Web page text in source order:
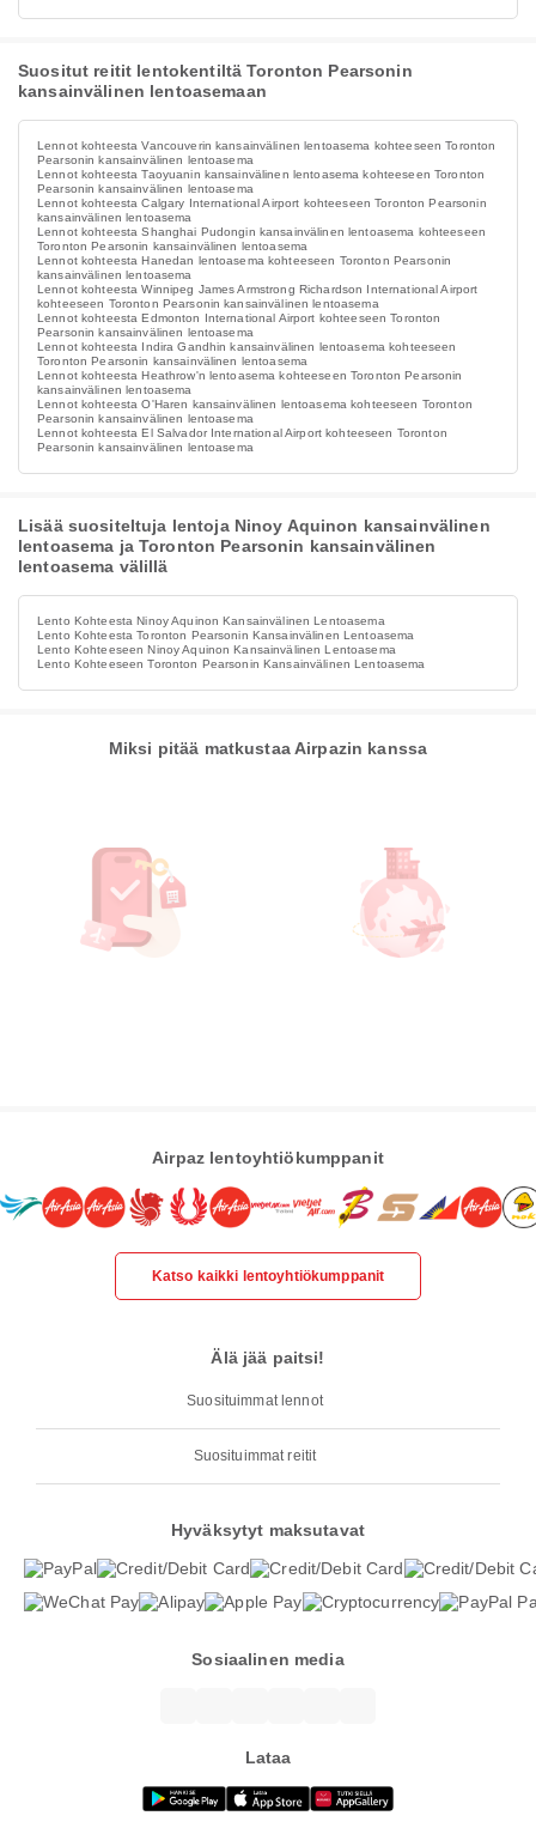
Suositut reitit lentokentiltä Toronton Pearsonin
kansainvälinen lentoasemaan
Lennot kohteesta Vancouverin kansainvälinen lentoasema kohteeseen Toronton
Pearsonin kansainvälinen lentoasema
Lennot kohteesta Taoyuanin kansainvälinen lentoasema kohteeseen Toronton
Pearsonin kansainvälinen lentoasema
Lennot kohteesta Calgary International Airport kohteeseen Toronton Pearsonin
kansainvälinen lentoasema
Lennot kohteesta Shanghai Pudongin kansainvälinen lentoasema kohteeseen
Toronton Pearsonin kansainvälinen lentoasema
Lennot kohteesta Hanedan lentoasema kohteeseen Toronton Pearsonin
kansainvälinen lentoasema
Lennot kohteesta Winnipeg James Armstrong Richardson International Airport
kohteeseen Toronton Pearsonin kansainvälinen lentoasema
Lennot kohteesta Edmonton International Airport kohteeseen Toronton
Pearsonin kansainvälinen lentoasema
Lennot kohteesta Indira Gandhin kansainvälinen lentoasema kohteeseen
Toronton Pearsonin kansainvälinen lentoasema
Lennot kohteesta Heathrow'n lentoasema kohteeseen Toronton Pearsonin
kansainvälinen lentoasema
Lennot kohteesta O'Haren kansainvälinen lentoasema kohteeseen Toronton
Pearsonin kansainvälinen lentoasema
Lennot kohteesta El Salvador International Airport kohteeseen Toronton
Pearsonin kansainvälinen lentoasema
Lisää suositeltuja lentoja Ninoy Aquinon kansainvälinen
lentoasema ja Toronton Pearsonin kansainvälinen
lentoasema välillä
Lento Kohteesta Ninoy Aquinon Kansainvälinen Lentoasema
Lento Kohteesta Toronton Pearsonin Kansainvälinen Lentoasema
Lento Kohteeseen Ninoy Aquinon Kansainvälinen Lentoasema
Lento Kohteeseen Toronton Pearsonin Kansainvälinen Lentoasema
Miksi pitää matkustaa Airpazin kanssa
Airpaz lentoyhtiökumppanit
Katso kaikki lentoyhtiökumppanit
Älä jää paitsi!
Suosituimmat lennot
Suosituimmat reitit
Hyväksytyt maksutavat
Sosiaalinen media
Lataa